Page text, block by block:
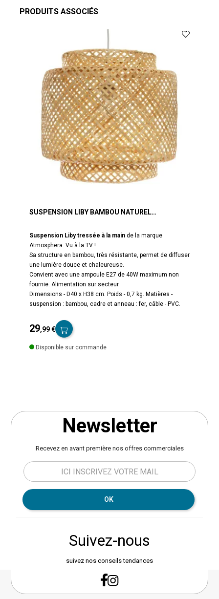
PRODUITS ASSOCIÉS
SUSPENSION LIBY BAMBOU NATUREL
Suspension Liby tressée à la main de la marque
Atmosphera. Vu à la TV !
Sa structure en bambou, très résistante, permet de diffuser
une lumière douce et chaleureuse.
Convient avec une ampoule E27 de 40W maximum non
fournie. Alimentation sur secteur.
Dimensions - D40 x H38 cm. Poids - 0,7 kg. Matières -
suspension : bambou, cadre et anneau : fer, câble - PVC.
29,99 €
Disponible sur commande
Newsletter
Recevez en avant première nos offres commerciales
OK
Suivez-nous
suivez nos conseils tendances